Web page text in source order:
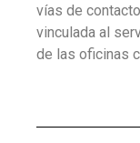
vías de
vinculada al
de las oficinas